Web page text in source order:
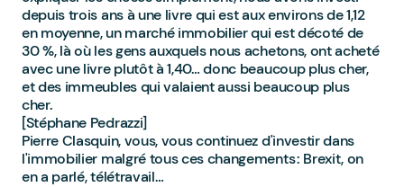
depuis trois ans à une livre qui est aux environs de 1,12
en moyenne, un marché immobilier qui est décoté de
30 %, là où les gens auxquels nous achetons, ont acheté
avec une livre plutôt à 1,40… donc beaucoup plus cher,
et des immeubles qui valaient aussi beaucoup plus
cher.
[Stéphane Pedrazzi]
Pierre Clasquin, vous, vous continuez d'investir dans
l'immobilier malgré tous ces changements : Brexit, on
en a parlé, télétravail…